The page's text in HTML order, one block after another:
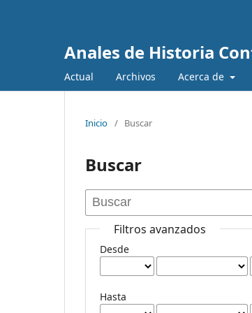
Anales de Historia
Actual Archivos Acerca de
Inicio / Buscar
Buscar
Filtros avanzados
Desde
Hasta